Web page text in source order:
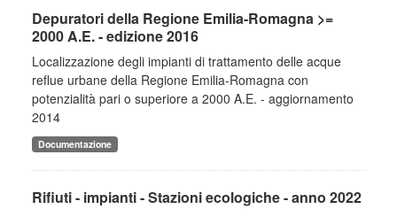
Depuratori della Regione Emilia-Romagna >=
2000 A.E. - edizione 2016
Localizzazione degli impianti di trattamento delle acque
reflue urbane della Regione Emilia-Romagna con
potenzialità pari o superiore a 2000 A.E. - aggiornamento
2014
Documentazione
Rifiuti - impianti - Stazioni ecologiche - anno 2022